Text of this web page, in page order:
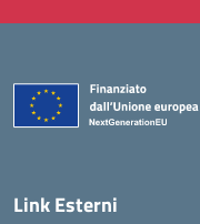
Link Esterni